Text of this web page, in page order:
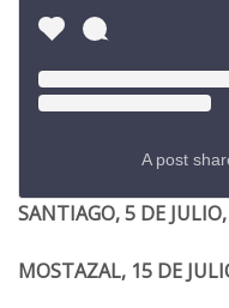
A post
SANTIAGO, 5 DE
MOSTAZAL, 15 DE